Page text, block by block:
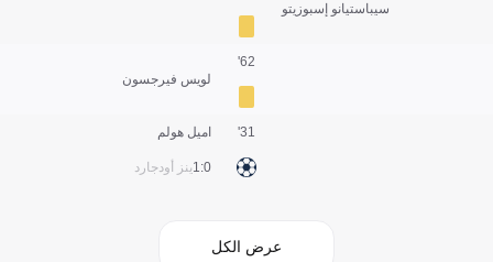
سيباستيانو إسبوزيتو
لويس فيرجسون
62'
اميل هولم
ينز أودجارد0:1
31'
عرض الكل